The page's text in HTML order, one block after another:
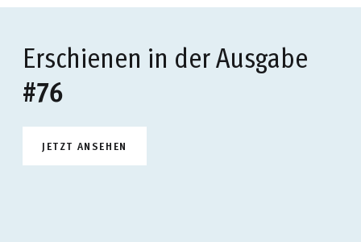
Erschienen in der Ausgabe
#76
JETZT ANSEHEN